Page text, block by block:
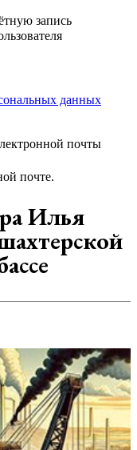
запись
данных
почты
почте.
Илья